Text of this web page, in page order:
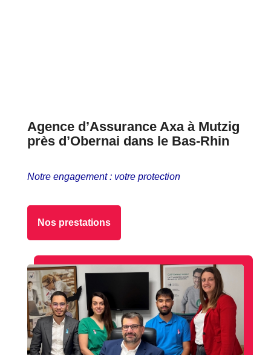
Agence d’Assurance Axa à Mutzig
près d’Obernai dans le Bas-Rhin
Notre engagement : votre protection
Nos prestations